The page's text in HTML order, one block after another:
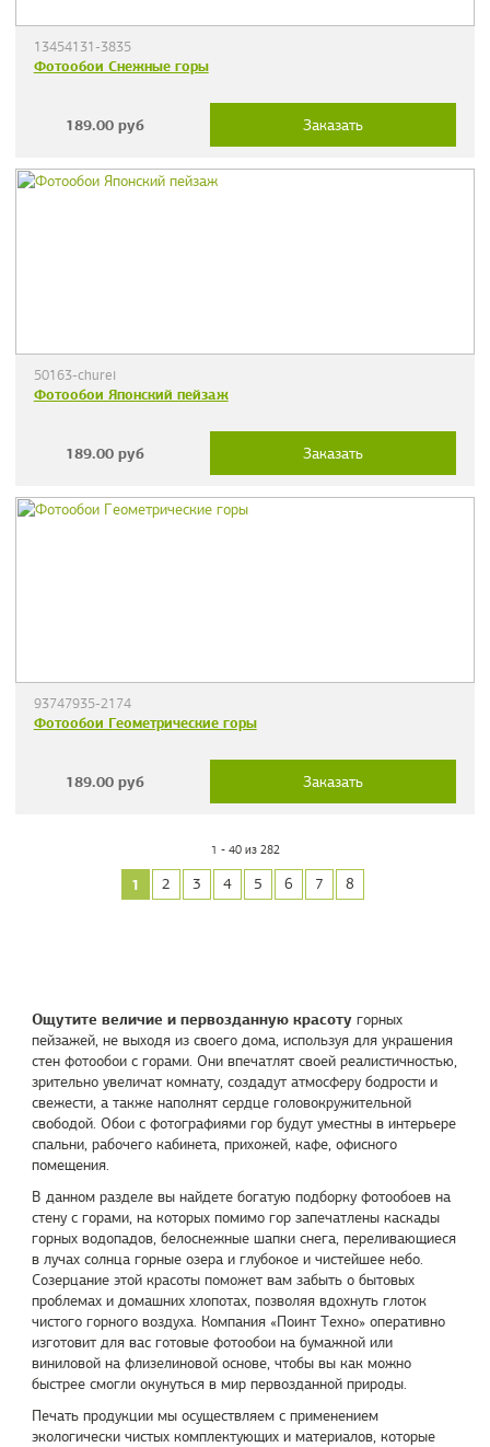
13454131-3835
Фотообои Снежные горы
189.00 руб Заказать
50163-churei
Фотообои Японский пейзаж
189.00 руб Заказать
93747935-2174
Фотообои Геометрические горы
189.00 руб Заказать
1 - 40 из 282
1 2 3 4 5 6 7 8
Ощутите величие и первозданную красоту горных
пейзажей, не выходя из своего дома, используя для украшения
стен фотообои с горами. Они впечатлят своей реалистичностью,
зрительно увеличат комнату, создадут атмосферу бодрости и
свежести, а также наполнят сердце головокружительной
свободой. Обои с фотографиями гор будут уместны в интерьере
спальни, рабочего кабинета, прихожей, кафе, офисного
помещения.
В данном разделе вы найдете богатую подборку фотообоев на
стену с горами, на которых помимо гор запечатлены каскады
горных водопадов, белоснежные шапки снега, переливающиеся
в лучах солнца горные озера и глубокое и чистейшее небо.
Созерцание этой красоты поможет вам забыть о бытовых
проблемах и домашних хлопотах, позволяя вдохнуть глоток
чистого горного воздуха. Компания «Поинт Техно» оперативно
изготовит для вас готовые фотообои на бумажной или
виниловой на флизелиновой основе, чтобы вы как можно
быстрее смогли окунуться в мир первозданной природы.
Печать продукции мы осуществляем с применением
экологически чистых комплектующих и материалов, которые